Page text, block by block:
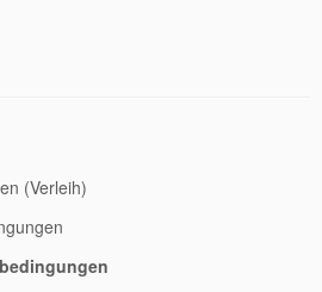
(Verleih)